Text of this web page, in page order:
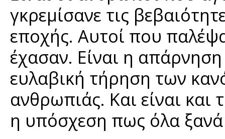
γκρεμίσανε τις
εποχής. Αυτοί που
έχασαν. Είναι η
ευλαβική τήρηση των
ανθρωπιάς. Και είναι
η υπόσχεση πως όλα ξανά